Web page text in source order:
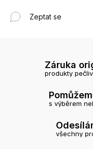
Zeptat se
Záruka
produkty
s výběrem
všechny